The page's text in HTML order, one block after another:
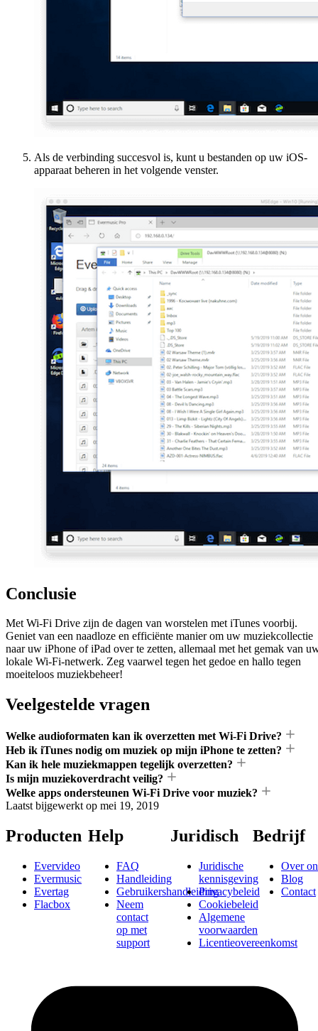
Als de verbinding succesvol is, kunt u bestanden op uw iOS-
apparaat beheren in het volgende venster.
Conclusie
Met Wi-Fi Drive zijn de dagen van worstelen met iTunes voorbij.
Geniet van een naadloze en efficiënte manier om uw muziekcollectie
naar uw iPhone of iPad over te zetten, allemaal met het gemak van
lokale Wi-Fi-netwerk. Zeg vaarwel tegen het gedoe en hallo tegen
moeiteloos muziekbeheer!
Veelgestelde vragen
Welke audioformaten kan ik overzetten met Wi-Fi Drive?
Heb ik iTunes nodig om muziek op mijn iPhone te zetten?
Kan ik hele muziekmappen tegelijk overzetten?
Is mijn muziekoverdracht veilig?
Welke apps ondersteunen Wi-Fi Drive voor muziek?
Laatst bijgewerkt op mei 19, 2019
Producten
Evervideo
Evermusic
Evertag
Flacbox
Help
FAQ
Handleiding
Gebruikershandleiding
Neem
contact
op met
support
Juridisch
Juridische
kennisgeving
Privacybeleid
Cookiebeleid
Algemene
voorwaarden
Licentieovereenkomst
Bedrijf
Over
Blog
Contact